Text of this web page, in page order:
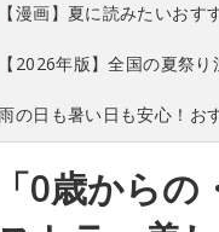
【漫画】夏に読みたいおす
【2026年版】全国の夏祭
の日も暑い日も安心！お
0歳からの